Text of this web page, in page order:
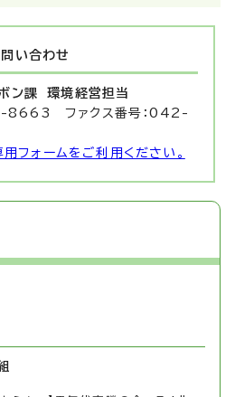
い合わせ
ン課 環境経営担当
8663 ファクス番号：042-
フォームをご利用ください。